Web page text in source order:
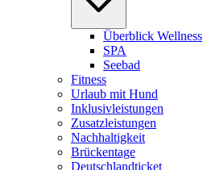
Überblick Wellness
SPA
Seebad
Fitness
Urlaub mit Hund
Inklusivleistungen
Zusatzleistungen
Nachhaltigkeit
Brückentage
Deutschlandticket